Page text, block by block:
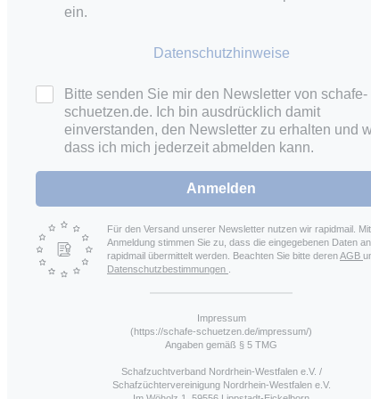
ein.
Datenschutzhinweise
Bitte senden Sie mir den Newsletter von schafe-
schuetzen.de. Ich bin ausdrücklich damit
einverstanden, den Newsletter zu erhalten und
dass ich mich jederzeit abmelden kann.
Anmelden
Für den Versand unserer Newsletter nutzen wir rapidmail.
Anmeldung stimmen Sie zu, dass die eingegebenen Daten an
rapidmail übermittelt werden. Beachten Sie bitte derenAGB
Datenschutzbestimmungen
Impressum
(https://schafe-schuetzen.de/impressum/)
Angaben gemäß § 5 TMG
Schafzuchtverband Nordrhein-Westfalen e.V. /
Schafzüchtervereinigung Nordrhein-Westfalen e.V.